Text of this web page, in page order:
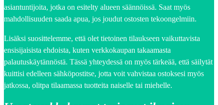
asiantuntijoita, jotka on esitelty alueen säännöissä. Saat myös
mahdollisuuden saada apua, jos joudut ostosten tekoongelmiin.
Lisäksi suosittelemme, että olet tietoinen tilaukseen vaikuttavista
ensisijaisista ehdoista, kuten verkkokaupan takaamasta
palautuskäytännöstä. Tässä yhteydessä on myös tärkeää, että säilytät
kuittisi edelleen sähköpostitse, jotta voit vahvistaa ostoksesi myös
jatkossa, olitpa tilaamassa tuotteita naiselle tai miehelle.